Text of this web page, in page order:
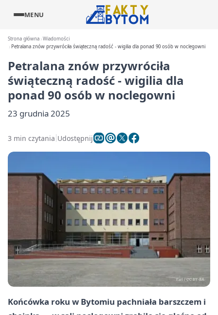
MENU
Strona główna Wiadomości
Petralana znów przywróciła świąteczną radość - wigilia dla ponad 90 osób w noclegowni
Petralana znów przywróciła
świąteczną radość - wigilia dla
ponad 90 osób w noclegowni
23 grudnia 2025
3 min czytania Udostępnij
Końcówka roku w Bytomiu pachniała barszczem i